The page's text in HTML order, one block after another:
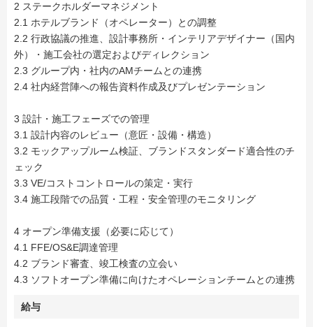
2 ステークホルダーマネジメント
2.1 ホテルブランド（オペレーター）との調整
2.2 行政協議の推進、設計事務所・インテリアデザイナー（国内
外）・施工会社の選定およびディレクション
2.3 グループ内・社内のAMチームとの連携
2.4 社内経営陣への報告資料作成及びプレゼンテーション
3 設計・施工フェーズでの管理
3.1 設計内容のレビュー（意匠・設備・構造）
3.2 モックアップルーム検証、ブランドスタンダード適合性のチ
ェック
3.3 VE/コストコントロールの策定・実行
3.4 施工段階での品質・工程・安全管理のモニタリング
4 オープン準備支援（必要に応じて）
4.1 FFE/OS&E調達管理
4.2 ブランド審査、竣工検査の立会い
4.3 ソフトオープン準備に向けたオペレーションチームとの連携
給与